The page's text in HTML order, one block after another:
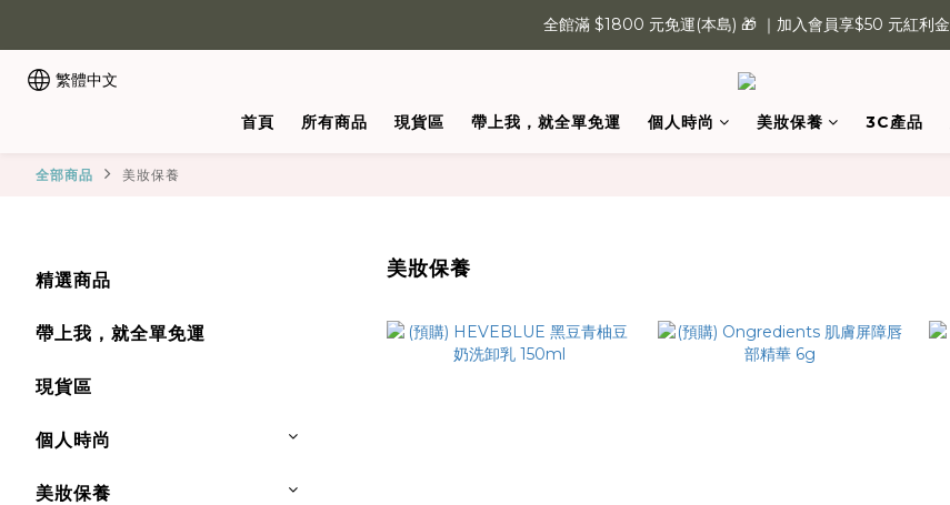
全館滿 $1800 元免運(本島) 🎁 ｜加入會員享$50 元紅利金
全館滿 $1800 元免運(本島) 🎁 ｜加入會員享$50 元紅利金
現貨專區開逛啦！喜歡就直接帶回家～（點我）
全館滿 $1800 元免運(本島) 🎁 ｜加入會員享$50 元紅利金
繁體中文
首頁 所有商品 現貨區 帶上我，就全單免運 個人時尚 美妝保養 3C產品
全部商品 美妝保養
精選商品
帶上我，就全單免運
現貨區
個人時尚
美妝保養
美妝保養